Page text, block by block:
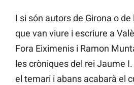
I si són autors de Girona o de
que van viure i escriure a
Fora Eiximenis i Ramon
les cròniques del rei Jaume
el temari i abans acabarà el